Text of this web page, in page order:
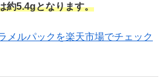
約5.4gとなります。
ルパックを楽天市場でチェック